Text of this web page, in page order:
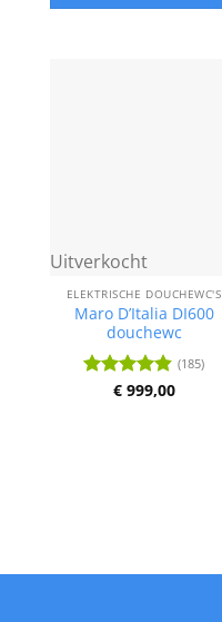
Uitverkocht
ELEKTRISCHE DOUCHEWC'S
Maro D’Italia DI600
douchewc
Waardering
(185)
€999,00